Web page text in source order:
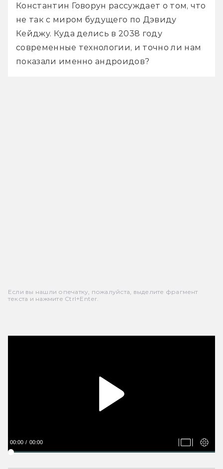
Константин Говорун рассуждает о том, что
не так с миром будущего по Дэвиду
Кейджу. Куда делись в 2038 году
современные технологии, и точно ли нам
показали именно андроидов?
Если вы нашли опечатку, пожалуйста, выделите фрагмент
текста и нажмите Ctrl+Enter.
00:00 00:00